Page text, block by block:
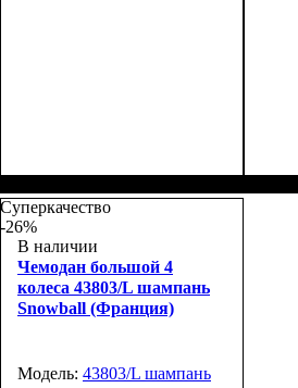
77х54х31
Суперкачество
-26%
В наличии
Чемодан большой 4
колеса 43803/L шампань
Snowball (Франция)
Модель: 43803/L шампань